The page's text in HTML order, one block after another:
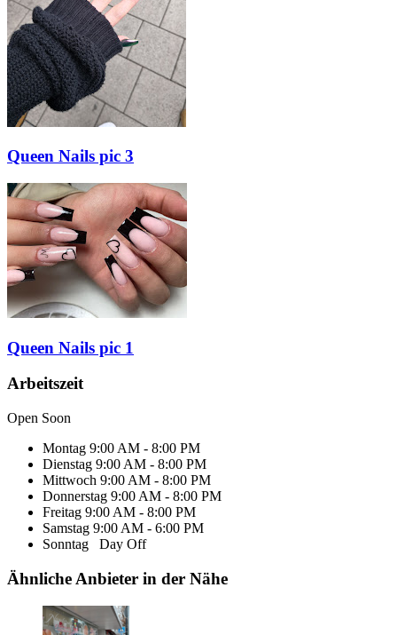
Queen Nails pic 3
Queen Nails pic 1
Arbeitszeit
Open Soon
Montag 9:00 AM - 8:00 PM
Dienstag 9:00 AM - 8:00 PM
Mittwoch 9:00 AM - 8:00 PM
Donnerstag 9:00 AM - 8:00 PM
Freitag 9:00 AM - 8:00 PM
Samstag 9:00 AM - 6:00 PM
Sonntag Day Off
Ähnliche Anbieter in der Nähe